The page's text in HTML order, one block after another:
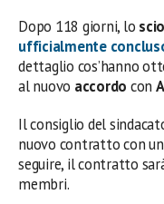
Dopo 118 giorni, lo
ufficialmente
dettaglio cos’hanno
al nuovo accordo con
Il consiglio del
nuovo contratto con
seguire, il contratto
membri.